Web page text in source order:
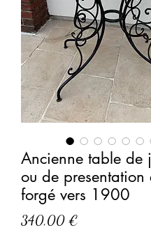
Ancienne table de
ou de presentation
forgé vers 1900
340,00 €